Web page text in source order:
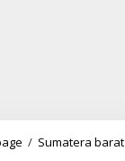
/ Sumatera barat